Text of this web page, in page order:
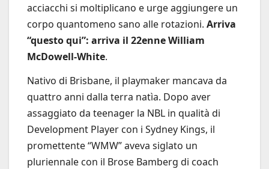
acciacchi si moltiplicano e urge aggiungere un
corpo quantomeno sano alle rotazioni. Arriva
“questo qui”: arriva il 22enne William
McDowell-White.
Nativo di Brisbane, il playmaker mancava da
quattro anni dalla terra natìa. Dopo aver
assaggiato da teenager la NBL in qualità di
Development Player con i Sydney Kings, il
promettente “WMW” aveva siglato un
pluriennale con il Brose Bamberg di coach